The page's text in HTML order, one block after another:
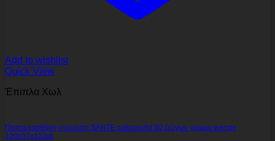
Add to wishlist
Quick View
Έπιπλα Χωλ
Παπουτσοθήκη-ντουλάπι SANTE pakoworld 30 ζεύγων χρώμα wenge
120x37x123εκ